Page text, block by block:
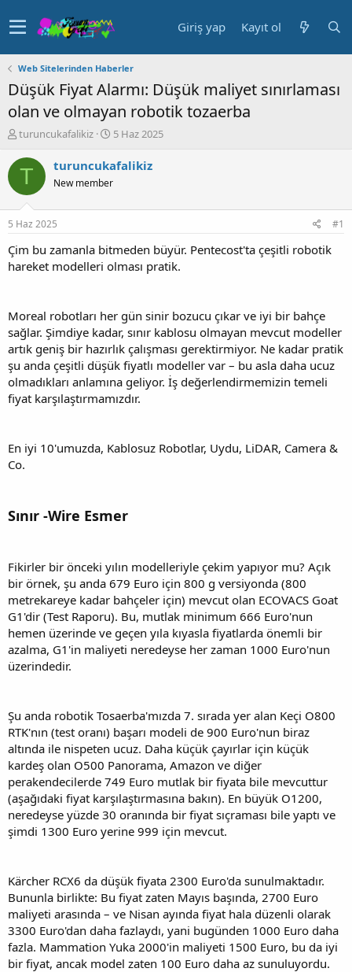
Giriş yap Kayıt ol
Web Sitelerinden Haberler
Düşük Fiyat Alarmı: Düşük maliyet sınırlaması
olan ve olmayan robotik tozaerba
K
n
y
b
a
ş
a
n
turuncukafalikiz
B
ş
ç
t
a
h
i
5 Haz 2025
T turuncukafalikiz
New member
5 Haz 2025 #1
Çim bu zamanla bitmeden büyür. Pentecost'ta çeşitli robotik
hareket modelleri olması pratik.
Moreal robotları her gün sinir bozucu çıkar ve iyi bir bahçe
sağlar. Şimdiye kadar, sınır kablosu olmayan mevcut modeller
artık geniş bir hazırlık çalışması gerektirmiyor. Ne kadar pratik
şu anda çeşitli düşük fiyatlı modeller var – bu asla daha ucuz
olmadıkları anlamına geliyor. İş değerlendirmemizin temeli
fiyat karşılaştırmamızdır.
En iyi 10'umuzda, Kablosuz Robotlar, Uydu, LiDAR, Camera &
Co.
Sınır -Wire Esmer
Fikirler bir önceki yılın modelleriyle çekim yapıyor mu? Açık
bir örnek, şu anda 679 Euro için 800 g versiyonda (800
metrekareye kadar bahçeler için) mevcut olan ECOVACS Goat
G1'dir (Test Raporu). Bu, mutlak minimum 666 Euro'nun
hemen üzerinde ve geçen yıla kıyasla fiyatlarda önemli bir
azalma, G1'in maliyeti neredeyse her zaman 1000 Euro'nun
üzerindedir.
Şu anda robotik Tosaerba'mızda 7. sırada yer alan Keçi O800
RTK'nın (test oranı) başarı modeli de 900 Euro'nun biraz
altında ile nispeten ucuz. Daha küçük çayırlar için küçük
kardeş olan O500 Panorama, Amazon ve diğer
perakendecilerde 749 Euro mutlak bir fiyata bile mevcuttur
(aşağıdaki fiyat karşılaştırmasına bakın). En büyük O1200,
neredeyse yüzde 30 oranında bir fiyat sıçraması bile yaptı ve
şimdi 1300 Euro yerine 999 için mevcut.
Kärcher RCX6 da düşük fiyata 2300 Euro'da sunulmaktadır.
Bununla birlikte: Bu fiyat zaten Mayıs başında, 2700 Euro
maliyeti arasında – ve Nisan ayında fiyat hala düzenli olarak
3300 Euro'dan daha fazlaydı, yani bugünden 1000 Euro daha
fazla. Mammation Yuka 2000'in maliyeti 1500 Euro, bu da iyi
bir fiyat, ancak model zaten 100 Euro daha az sunuluyordu.